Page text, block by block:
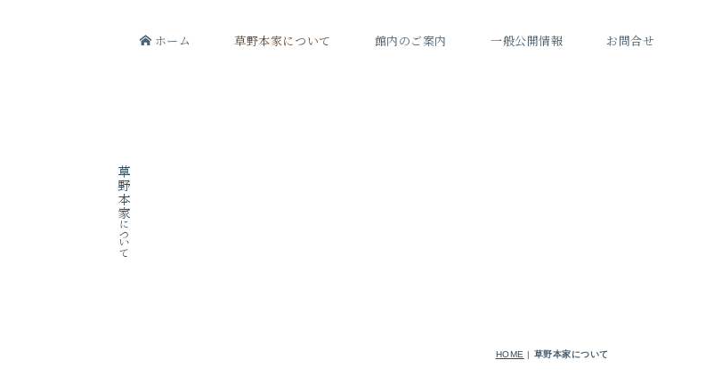
ホーム 草野本家について 館内のご案内 一般公開情報 お問合せ
草野本家について
HOME | 草野本家について